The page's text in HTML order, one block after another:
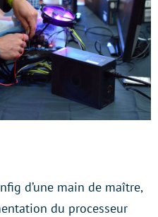
d’une main de maître,
du processeur